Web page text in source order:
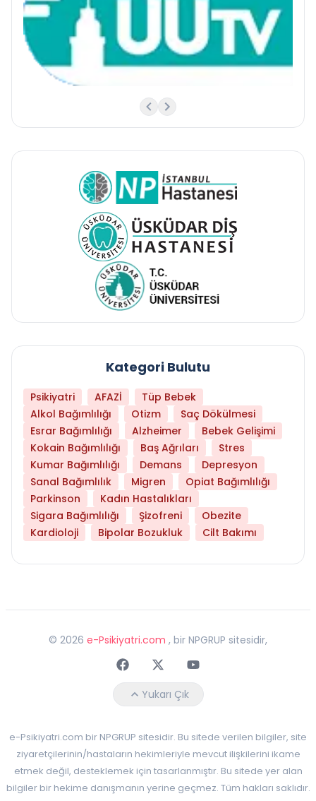
Kategori Bulutu
Psikiyatri AFAZİ
Tüp Bebek
Alkol Bağımlılığı
Otizm
Saç Dökülmesi
Esrar Bağımlılığı
Alzheimer
Bebek Gelişimi
Kokain Bağımlılığı
Baş Ağrıları
Stres
Kumar Bağımlılığı
Demans
Depresyon
Sanal Bağımlılık
Migren
Opiat Bağımlılığı
Parkinson
Kadın Hastalıkları
Sigara Bağımlılığı
Şizofreni
Obezite
Kardioloji
Bipolar Bozukluk Cilt Bakımı
© 2026 e-Psikiyatri.com , bir NPGRUP sitesidir,
FaceebokTwitterYoutube
Yukarı Çık
e-Psikiyatri.com bir NPGRUP sitesidir. Bu sitede verilen bilgiler, site
ziyaretçilerinin/hastaların hekimleriyle mevcut ilişkilerini ikame
etmek değil, desteklemek için tasarlanmıştır. Bu sitede yer alan
bilgiler bir hekime danışmanın yerine geçmez. Tüm hakları saklıdır.